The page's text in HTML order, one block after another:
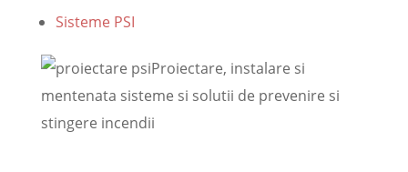
Sisteme PSI
Proiectare, instalare si
mentenata sisteme si solutii de prevenire si
stingere incendii